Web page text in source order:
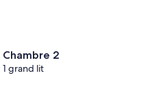
Chambre 2
1 grand lit